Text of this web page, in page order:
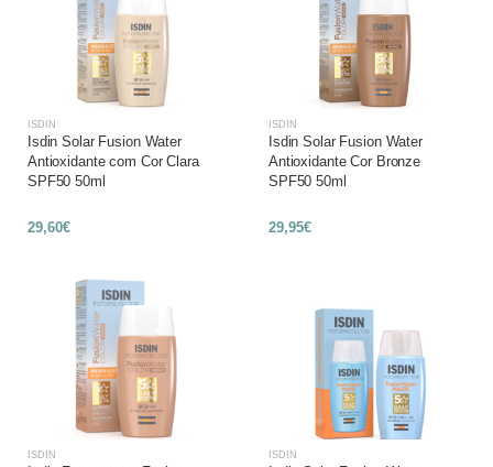
ISDIN
Isdin Solar Fusion Water
Antioxidante com Cor Clara
SPF50 50ml
29,60€
ISDIN
Isdin Solar Fusion Water
Antioxidante Cor Bronze
SPF50 50ml
29,95€
ISDIN ISDIN